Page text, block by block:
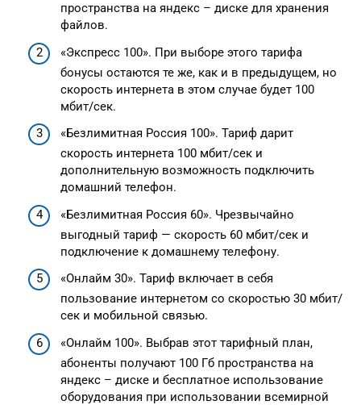
пространства на яндекс – диске для хранения
файлов.
«Экспресс 100». При выборе этого тарифа
бонусы остаются те же, как и в предыдущем, но
скорость интернета в этом случае будет 100
мбит/сек.
«Безлимитная Россия 100». Тариф дарит
скорость интернета 100 мбит/сек и
дополнительную возможность подключить
домашний телефон.
«Безлимитная Россия 60». Чрезвычайно
выгодный тариф — скорость 60 мбит/сек и
подключение к домашнему телефону.
«Онлайм 30». Тариф включает в себя
пользование интернетом со скоростью 30 мбит/
сек и мобильной связью.
«Онлайм 100». Выбрав этот тарифный план,
абоненты получают 100 Гб пространства на
яндекс – диске и бесплатное использование
оборудования при использовании всемирной